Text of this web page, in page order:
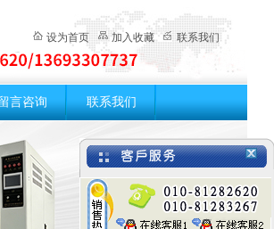
设为首页 加入收藏 联系我们
言咨询 联系我们